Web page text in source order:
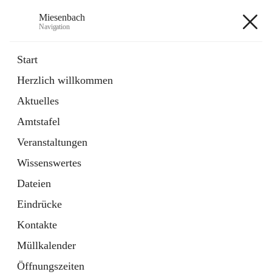
Miesenbach
Navigation
Start
Herzlich willkommen
Aktuelles
Amtstafel
Veranstaltungen
Wissenswertes
Dateien
Eindrücke
Kontakte
Müllkalender
Öffnungszeiten
Externe Webseite
in
Tab
Region Schneebergland
Externe Webseite
öffnet
in
neuem
Tab